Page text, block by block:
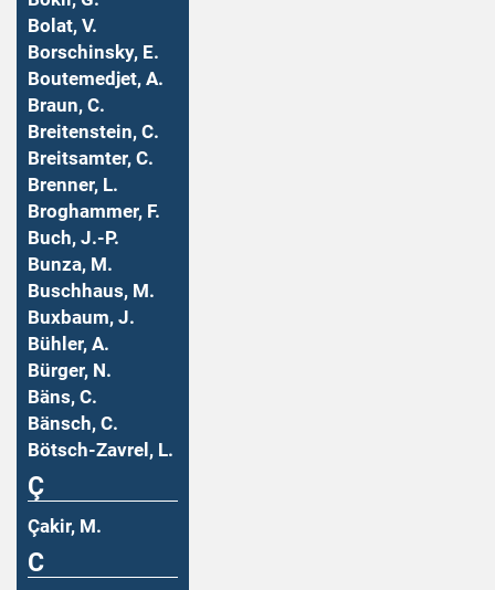
Bolat, V.
Borschinsky, E.
Boutemedjet, A.
Braun, C.
Breitenstein, C.
Breitsamter, C.
Brenner, L.
Broghammer, F.
Buch, J.-P.
Bunza, M.
Buschhaus, M.
Buxbaum, J.
Bühler, A.
Bürger, N.
Bäns, C.
Bänsch, C.
Bötsch-Zavrel, L.
Ç
Çakir, M.
C